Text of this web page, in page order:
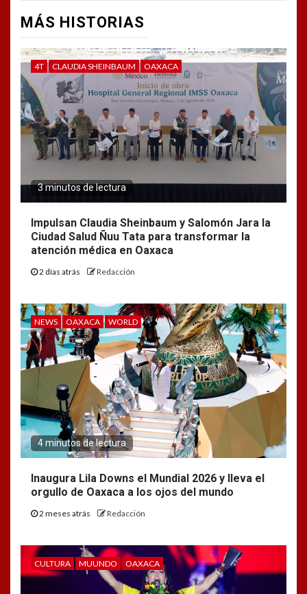
MÁS HISTORIAS
4T CLAUDIA SHEINBAUM OAXACA
3 minutos de lectura
Impulsan Claudia Sheinbaum y Salomón Jara la
Ciudad Salud Ñuu Tata para transformar la
atención médica en Oaxaca
2 días atrás Redacción
NEWS OAXACA WORLD
4 minutos de lectura
Inaugura Lila Downs el Mundial 2026 y lleva el
orgullo de Oaxaca a los ojos del mundo
2 meses atrás Redacción
CULTURA MUUNDO OAXACA